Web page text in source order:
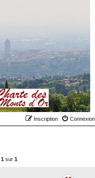
Connexion
Inscription
1 sur 1